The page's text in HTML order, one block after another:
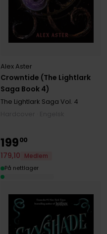
Crowntide (The Lightlark
Saga Book 4)
Alex Aster
The Lightlark Saga Vol. 4
19900
179,10
Medlem
På nettlager